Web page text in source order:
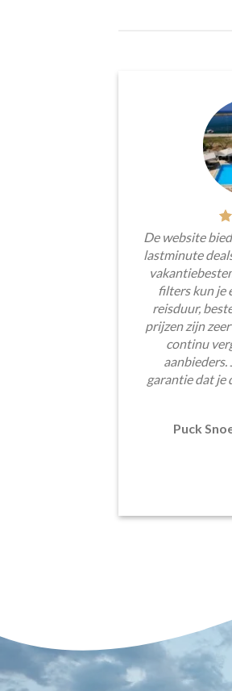
De website
lastminute
filters kun je
reisduur,
prijzen zijn
continu
aanbieders.
garantie dat je
Puck